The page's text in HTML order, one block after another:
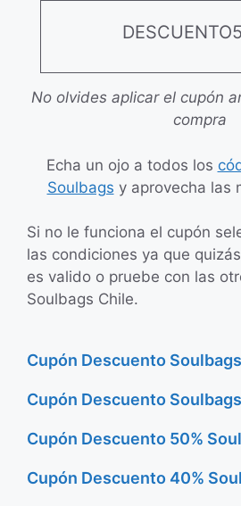
No olvides aplicar el cupón
compra
Echa un ojo a todos los
Soulbags y aprovecha las
Si no le funciona el cupón
las condiciones ya que
es valido o pruebe con las
Soulbags Chile.
Cupón Descuento
Cupón Descuento
Cupón Descuento 50%
Cupón Descuento 40%